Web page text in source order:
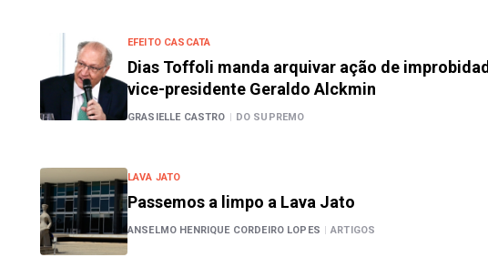
EFEITO CASCATA
Dias Toffoli manda arquivar ação de
vice-presidente Geraldo Alckmin
GRASIELLE CASTRO | DO SUPREMO
LAVA JATO
Passemos a limpo a Lava Jato
ANSELMO HENRIQUE CORDEIRO LOPES | ARTIGOS